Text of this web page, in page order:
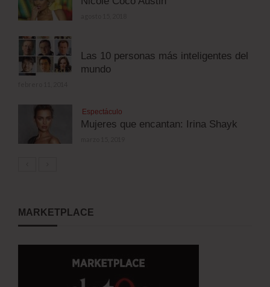
Las 10 personas más inteligentes del
mundo
Espectáculo
Mujeres que encantan: Irina Shayk
MARKETPLACE